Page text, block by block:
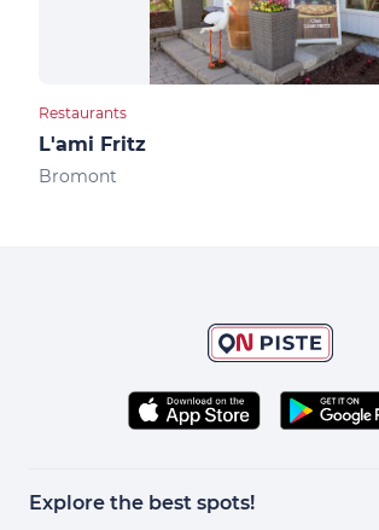
Restaurants
L'ami Fritz
Bromont
Explore the best spots!